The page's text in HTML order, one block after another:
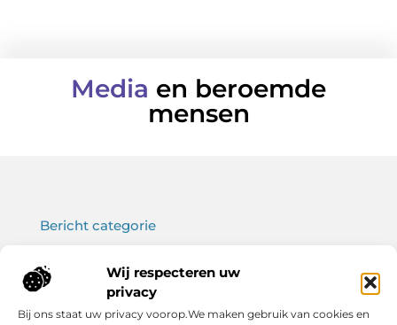
Wij respecteren uw
privacy
Bij ons staat uw privacy voorop.We maken gebruik van cookies en
Media en beroemde
mensen
Onze informatie
Bericht categorie